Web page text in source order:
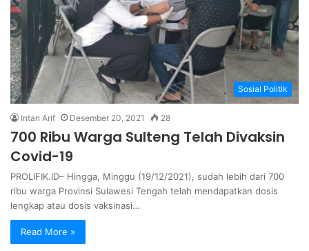
Sosial Politik
Intan Arif Desember 20, 2021 28
700 Ribu Warga Sulteng Telah Divaksin
Covid-19
PROLIFIK.ID– Hingga, Minggu (19/12/2021), sudah lebih dari 700
ribu warga Provinsi Sulawesi Tengah telah mendapatkan dosis
lengkap atau dosis vaksinasi…
Read More »